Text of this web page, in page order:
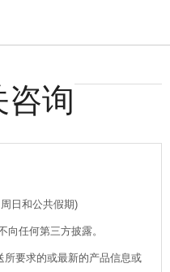
咨询
日和公共假期)
向任何第三方披露。
要求的或最新的产品信息或